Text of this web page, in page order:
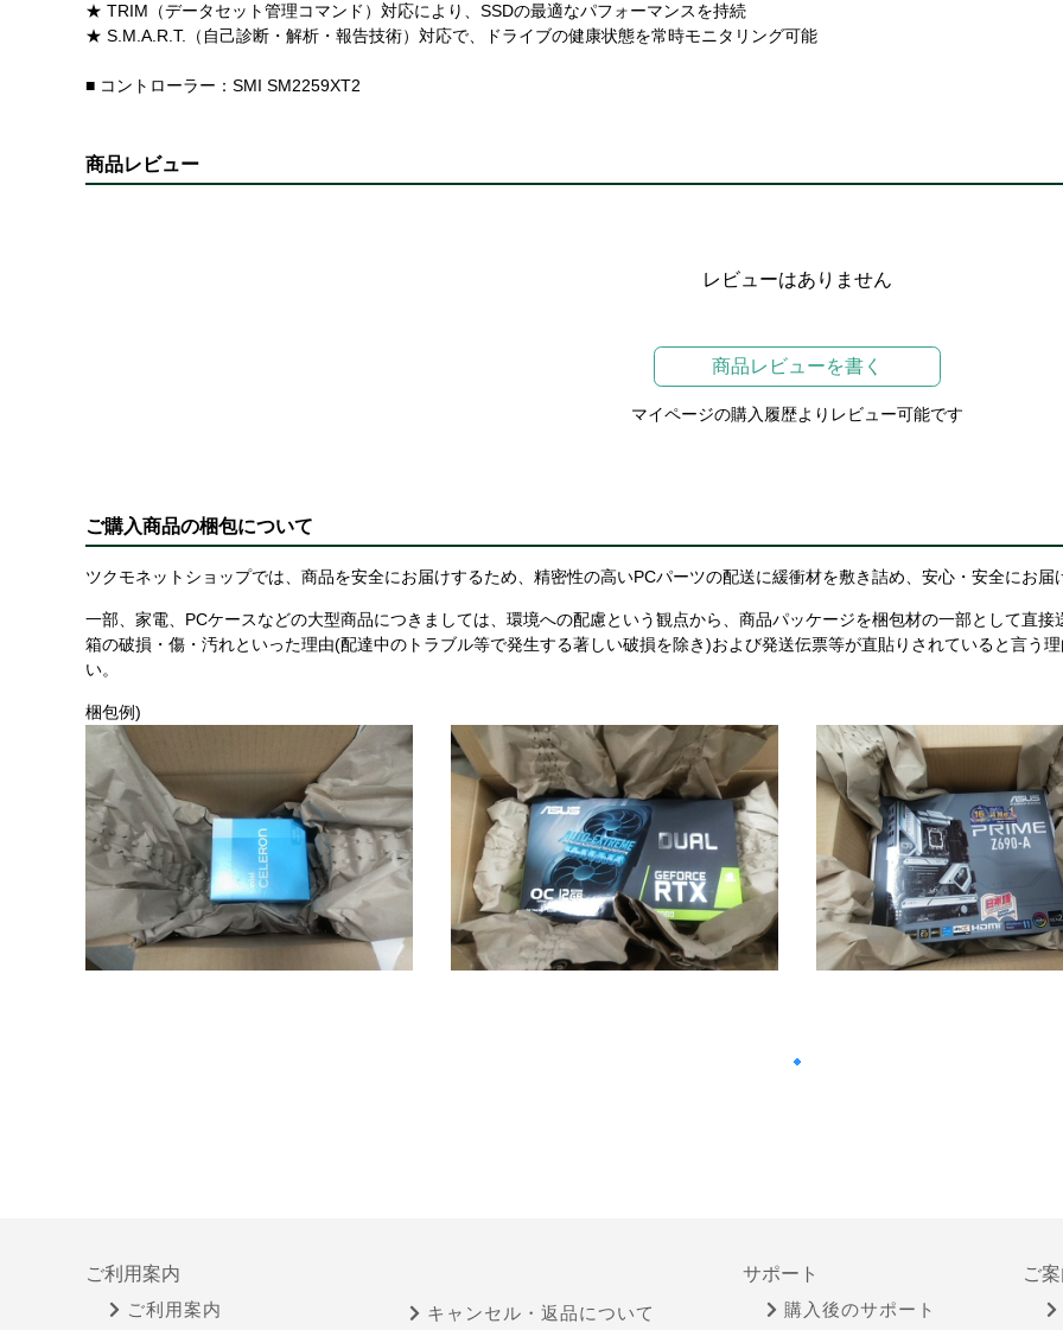
★ TRIM（データセット管理コマンド）対応により、SSDの最適なパフォーマンスを持続
★ S.M.A.R.T.（自己診断・解析・報告技術）対応で、ドライブの健康状態を常時モニタリング可能
■ コントローラー：SMI SM2259XT2
商品レビュー
レビューはありません
商品レビューを書く
マイページの購入履歴よりレビュー可能です
ご購入商品の梱包について
ツクモネットショップでは、商品を安全にお届けするため、精密性の高いPCパーツの配送に緩衝材を敷き詰め、安心・安全にお
一部、家電、PCケースなどの大型商品につきましては、環境への配慮という観点から、商品パッケージを梱包材の一部として直
箱の破損・傷・汚れといった理由(配達中のトラブル等で発生する著しい破損を除き)および発送伝票等が直貼りされていると言う
い。
梱包例)
ご利用案内
ご利用案内 キャンセル・返品について
サポート
購入後のサポート
ご